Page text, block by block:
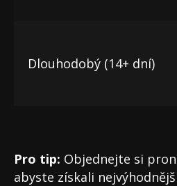
Dlouhodobý (14+ dní)
Pro tip: Objednejte si
abyste získali